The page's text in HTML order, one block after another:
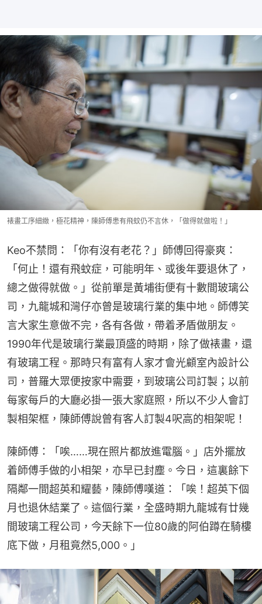
裱畫工序細緻，極花精神，陳師傅患有飛蚊仍不言休，「做得就做啦！」
Keo不禁問：「你有沒有老花？」師傅回得豪爽：
「何止！還有飛蚊症，可能明年、或後年要退休了，
總之做得就做。」從前單是黃埔街便有十數間玻璃公
司，九龍城和灣仔亦曾是玻璃行業的集中地。師傅笑
言大家生意做不完，各有各做，帶着矛盾做朋友。
1990年代是玻璃行業最頂盛的時期，除了做裱畫，還
有玻璃工程。那時只有富有人家才會光顧室內設計公
司，普羅大眾便按家中需要，到玻璃公司訂製；以前
每家每戶的大廳必掛一張大家庭照，所以不少人會訂
製相架框，陳師傅說曾有客人訂製4呎高的相架呢！
陳師傅：「唉……現在照片都放進電腦。」店外擺放
着師傅手做的小相架，亦早已封塵。今日，這裏餘下
隔鄰一間超英和耀藝，陳師傅嘆道：「唉！超英下個
月也退休結業了。這個行業，全盛時期九龍城有廿幾
間玻璃工程公司，今天餘下一位80歲的阿伯蹲在騎樓
底下做，月租竟然5,000。」